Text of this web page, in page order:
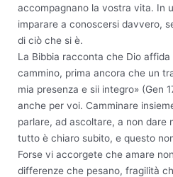
accompagnano la vostra vita. In
imparare a conoscersi davvero,
di ciò che si è.
La Bibbia racconta che Dio affida
cammino, prima ancora che un
mia presenza e sii integro» (Gen
anche per voi. Camminare
parlare, ad ascoltare, a non dare
tutto è chiaro subito, e questo
Forse vi accorgete che amare
differenze che pesano, fragilità